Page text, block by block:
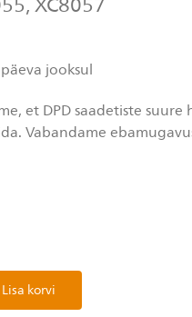
jooksul
et DPD saadetiste
Vabandame
Lisa korvi